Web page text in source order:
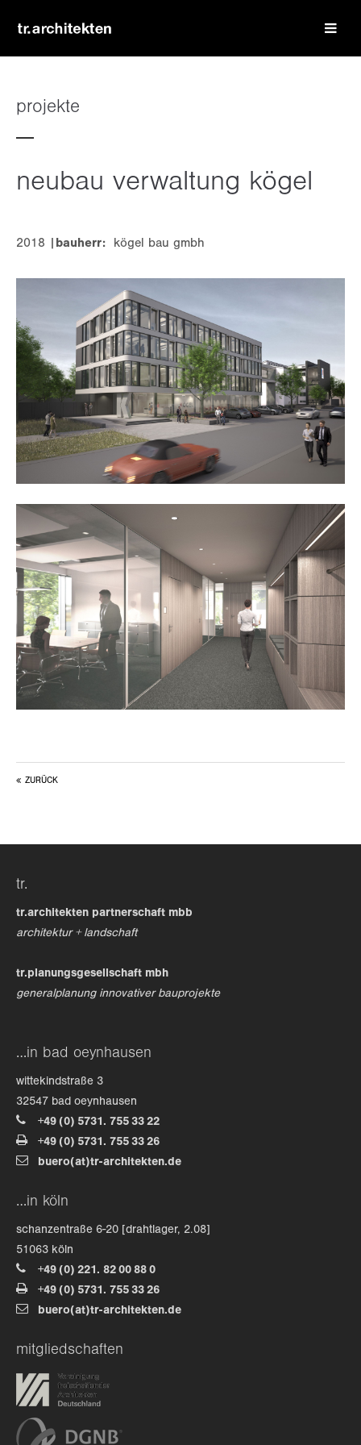
passwort
support
lorem ipsum dolor sit amet:
24h / 365days
we offer support for our customers
get in touch
cybersteel inc.
376-293 city road, suite 600
san francisco, ca 94102
have any questions?
+44 1234 567 890
drop us a line
about us
ultricies nec.
projekte
neubau verwaltung kögel
2018 | bauherr: kögel bau gmbh
ZURÜCK
tr.
tr.architekten partnerschaft mbb
architektur + landschaft
tr.planungsgesellschaft mbh
generalplanung innovativer bauprojekte
…in bad oeynhausen
wittekindstraße 3
32547 bad oeynhausen
+49 (0) 5731. 755 33 22
+49 (0) 5731. 755 33 26
buero(at)tr-architekten.de
…in köln
schanzentraße 6-20 [drahtlager, 2.08]
51063 köln
+49 (0) 221. 82 00 88 0
+49 (0) 5731. 755 33 26
buero(at)tr-architekten.de
mitgliedschaften